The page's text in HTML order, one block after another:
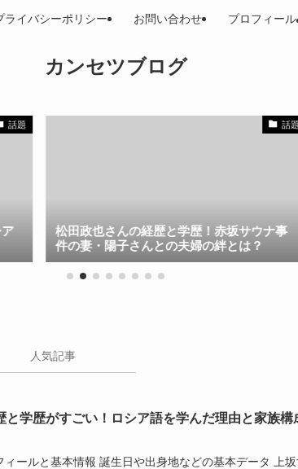
カンセツブログ
ライバシーポリシー お問い合わせ プロフィール
田政也さんの経歴と学歴！赤坂サウナ事
件の妻・陽子さんとの夫婦の絆とは？
国光
歴
人気記事
と学歴がすごい！ロシア語を学んだ理由と家族構
ィールと基本情報 誕生日や出身地などの基本データ 上坂